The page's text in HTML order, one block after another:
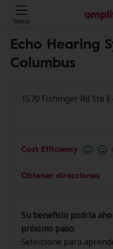
Menú
Echo Hearing
Columbus
1570 Fishinger Rd Ste
Cost Efficiency
Obtener direcciones
Su beneficio podría
próximo paso:
Seleccione para